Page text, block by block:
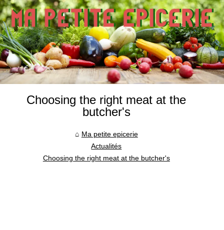
Choosing the right meat at the
butcher's
Ma petite epicerie
Actualités
Choosing the right meat at the butcher's